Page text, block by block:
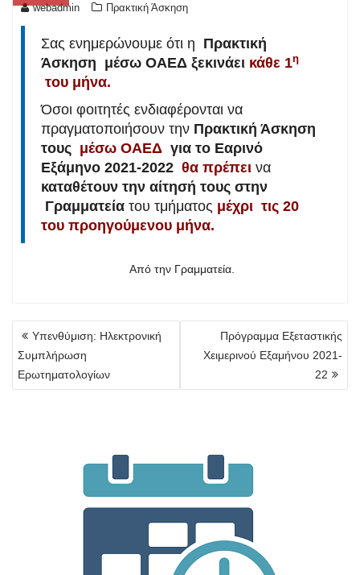
webadmin Πρακτική Άσκηση
Σας ενημερώνουμε ότι η Πρακτική
Άσκηση μέσω ΟΑΕΔ ξεκινάει κάθε 1η
του μήνα.
Όσοι φοιτητές ενδιαφέρονται να
πραγματοποιήσουν την Πρακτική Άσκηση
τους μέσω ΟΑΕΔ για το Εαρινό
Εξάμηνο 2021-2022 θα πρέπει να
καταθέτουν την αίτησή τους στην
Γραμματεία του τμήματος μέχρι τις 20
του προηγούμενου μήνα.
Από την Γραμματεία.
Πλοήγηση
Υπενθύμιση: Ηλεκτρονική
Συμπλήρωση
Ερωτηματολογίων
Πρόγραμμα Εξεταστικής
Χειμερινού Εξαμήνου 2021-
22